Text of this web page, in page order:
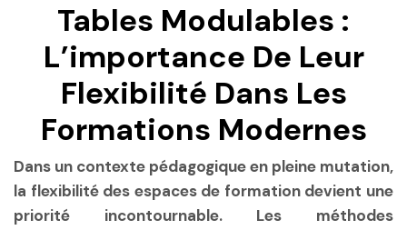
Tables Modulables :
L’importance De Leur
Flexibilité Dans Les
Formations Modernes
Dans un contexte pédagogique en pleine mutation,
la flexibilité des espaces de formation devient une
priorité incontournable. Les méthodes